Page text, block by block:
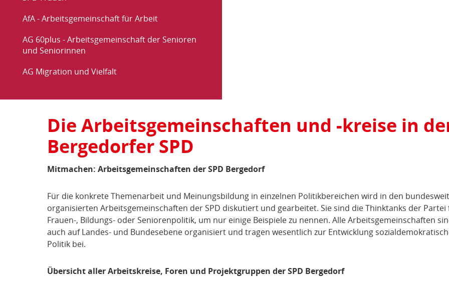
AfA - Arbeitsgemeinschaft für Arbeit
AG 60plus - Arbeitsgemeinschaft der Senioren
und Seniorinnen
AG Migration und Vielfalt
Arbeitsgemeinschaften
Die Arbeitsgemeinschaften und -kreise in
Bergedorfer SPD
Mitmachen: Arbeitsgemeinschaften der SPD Bergedorf
Für die konkrete Themenarbeit und Meinungsbildung in einzelnen Politikbereichen wird in den bundesweit
organisierten Arbeitsgemeinschaften der SPD diskutiert und gearbeitet. Sie sind die Thinktanks der Partei
Frauen-, Bildungs- oder Seniorenpolitik, um nur einige Beispiele zu nennen. Alle Arbeitsgemeinschaften
auch auf Landes- und Bundesebene organisiert und tragen wesentlich zur Entwicklung
Politik bei.
Übersicht aller Arbeitskreise, Foren und Projektgruppen der SPD Bergedorf